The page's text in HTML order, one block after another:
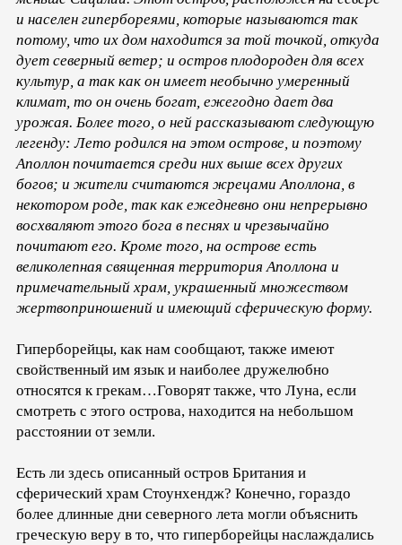
и населен гипербореями, которые называются так
потому, что их дом находится за той точкой, откуда
дует северный ветер; и остров плодороден для всех
культур, а так как он имеет необычно умеренный
климат, то он очень богат, ежегодно дает два
урожая. Более того, о ней рассказывают следующую
легенду: Лето родился на этом острове, и поэтому
Аполлон почитается среди них выше всех других
богов; и жители считаются жрецами Аполлона, в
некотором роде, так как ежедневно они непрерывно
восхваляют этого бога в песнях и чрезвычайно
почитают его. Кроме того, на острове есть
великолепная священная территория Аполлона и
примечательный храм, украшенный множеством
жертвоприношений и имеющий сферическую форму.
Гиперборейцы, как нам сообщают, также имеют
свойственный им язык и наиболее дружелюбно
относятся к грекам…Говорят также, что Луна, если
смотреть с этого острова, находится на небольшом
расстоянии от земли.
Есть ли здесь описанный остров Британия и
сферический храм Стоунхендж? Конечно, гораздо
более длинные дни северного лета могли объяснить
греческую веру в то, что гиперборейцы наслаждались